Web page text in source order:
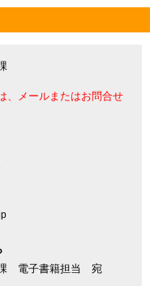
、メールまたはお問合せ
課 電子書籍担当 宛